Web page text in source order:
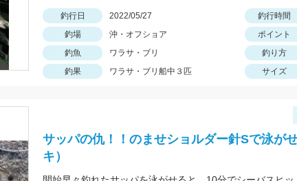
釣行日 2022/05/27 釣行時間
釣場
沖・オフショア
ポイント
釣魚
ワラサ・ブリ 釣り方
釣果
ワラサ・ブリ船中３匹 サイズ
サッパの仇！！のませショルダー針Sで泳が
キ）